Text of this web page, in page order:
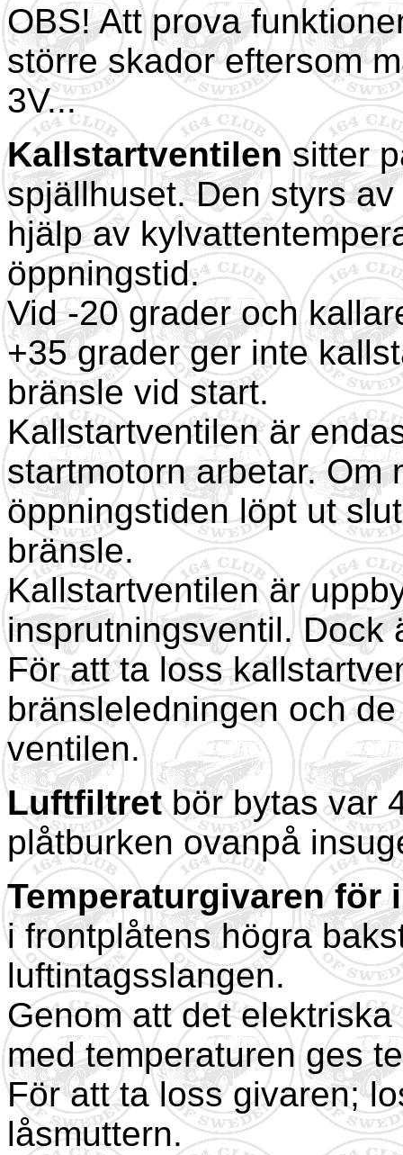
OBS! Att prova
större skador eftersom
3V...
Kallstartventilensitter
spjällhuset. Den styrs
hjälp av
öppningstid.
Vid -20 grader och
+35 grader ger inte
bränsle vid start.
Kallstartventilen är
startmotorn arbetar. Om
öppningstiden löpt ut
bränsle.
Kallstartventilen är
insprutningsventil. Dock
För att ta loss
bränsleledningen och
ventilen.
Luftfiltretbör bytas var
plåtburken ovanpå
Temperaturgivaren för
i frontplåtens högra
luftintagsslangen.
Genom att det
med temperaturen ges
För att ta loss givaren;
låsmuttern.